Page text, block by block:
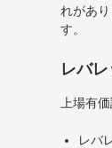
れがあ
す。
レバ
上場有
レバ